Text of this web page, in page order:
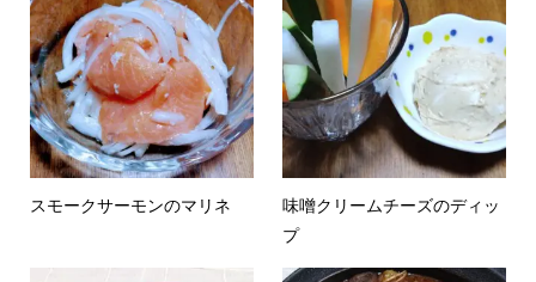
スモークサーモンのマリネ
味噌クリームチーズのディッ
プ